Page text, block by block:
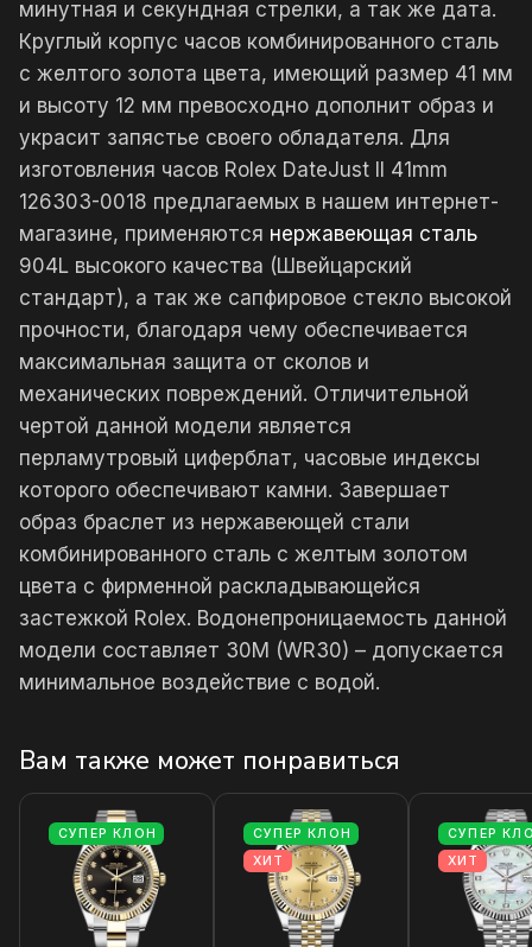
минутная и секундная стрелки, а так же дата.
Круглый корпус часов комбинированного сталь
с желтого золота цвета, имеющий размер 41 мм
и высоту 12 мм превосходно дополнит образ и
украсит запястье своего обладателя. Для
изготовления часов Rolex DateJust II 41mm
126303-0018 предлагаемых в нашем интернет-
магазине, применяются нержавеющая сталь
904L высокого качества (Швейцарский
стандарт), а так же сапфировое стекло высокой
прочности, благодаря чему обеспечивается
максимальная защита от сколов и
механических повреждений. Отличительной
чертой данной модели является
перламутровый циферблат, часовые индексы
которого обеспечивают камни. Завершает
образ браслет из нержавеющей стали
комбинированного сталь с желтым золотом
цвета с фирменной раскладывающейся
застежкой Rolex. Водонепроницаемость данной
модели составляет 30М (WR30) – допускается
минимальное воздействие с водой.
Вам также может понравиться
СУПЕР КЛОН
СУПЕР КЛОН
ХИТ
СУПЕР
ХИТ